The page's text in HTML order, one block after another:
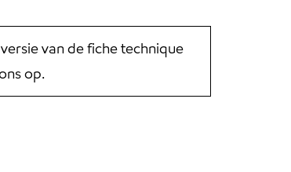
van de fiche technique
op.